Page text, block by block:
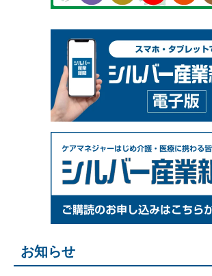
お知らせ